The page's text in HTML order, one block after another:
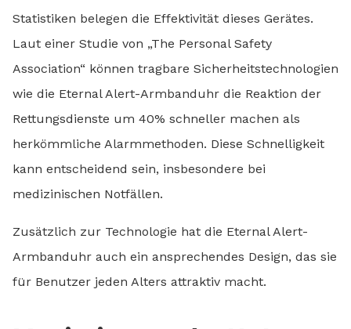
Statistiken belegen die Effektivität dieses Gerätes.
Laut einer Studie von „The Personal Safety
Association“ können tragbare Sicherheitstechnologien
wie die Eternal Alert-Armbanduhr die Reaktion der
Rettungsdienste um 40% schneller machen als
herkömmliche Alarmmethoden. Diese Schnelligkeit
kann entscheidend sein, insbesondere bei
medizinischen Notfällen.
Zusätzlich zur Technologie hat die Eternal Alert-
Armbanduhr auch ein ansprechendes Design, das sie
für Benutzer jeden Alters attraktiv macht.